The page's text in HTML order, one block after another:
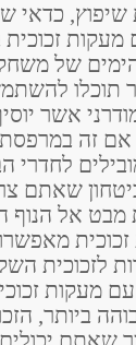
כדאי
של
תוכלו
אשר
אם זה
לחדרי
שאתם
מבט אל הנוף
לזכוכית
מעקות
ביותר,